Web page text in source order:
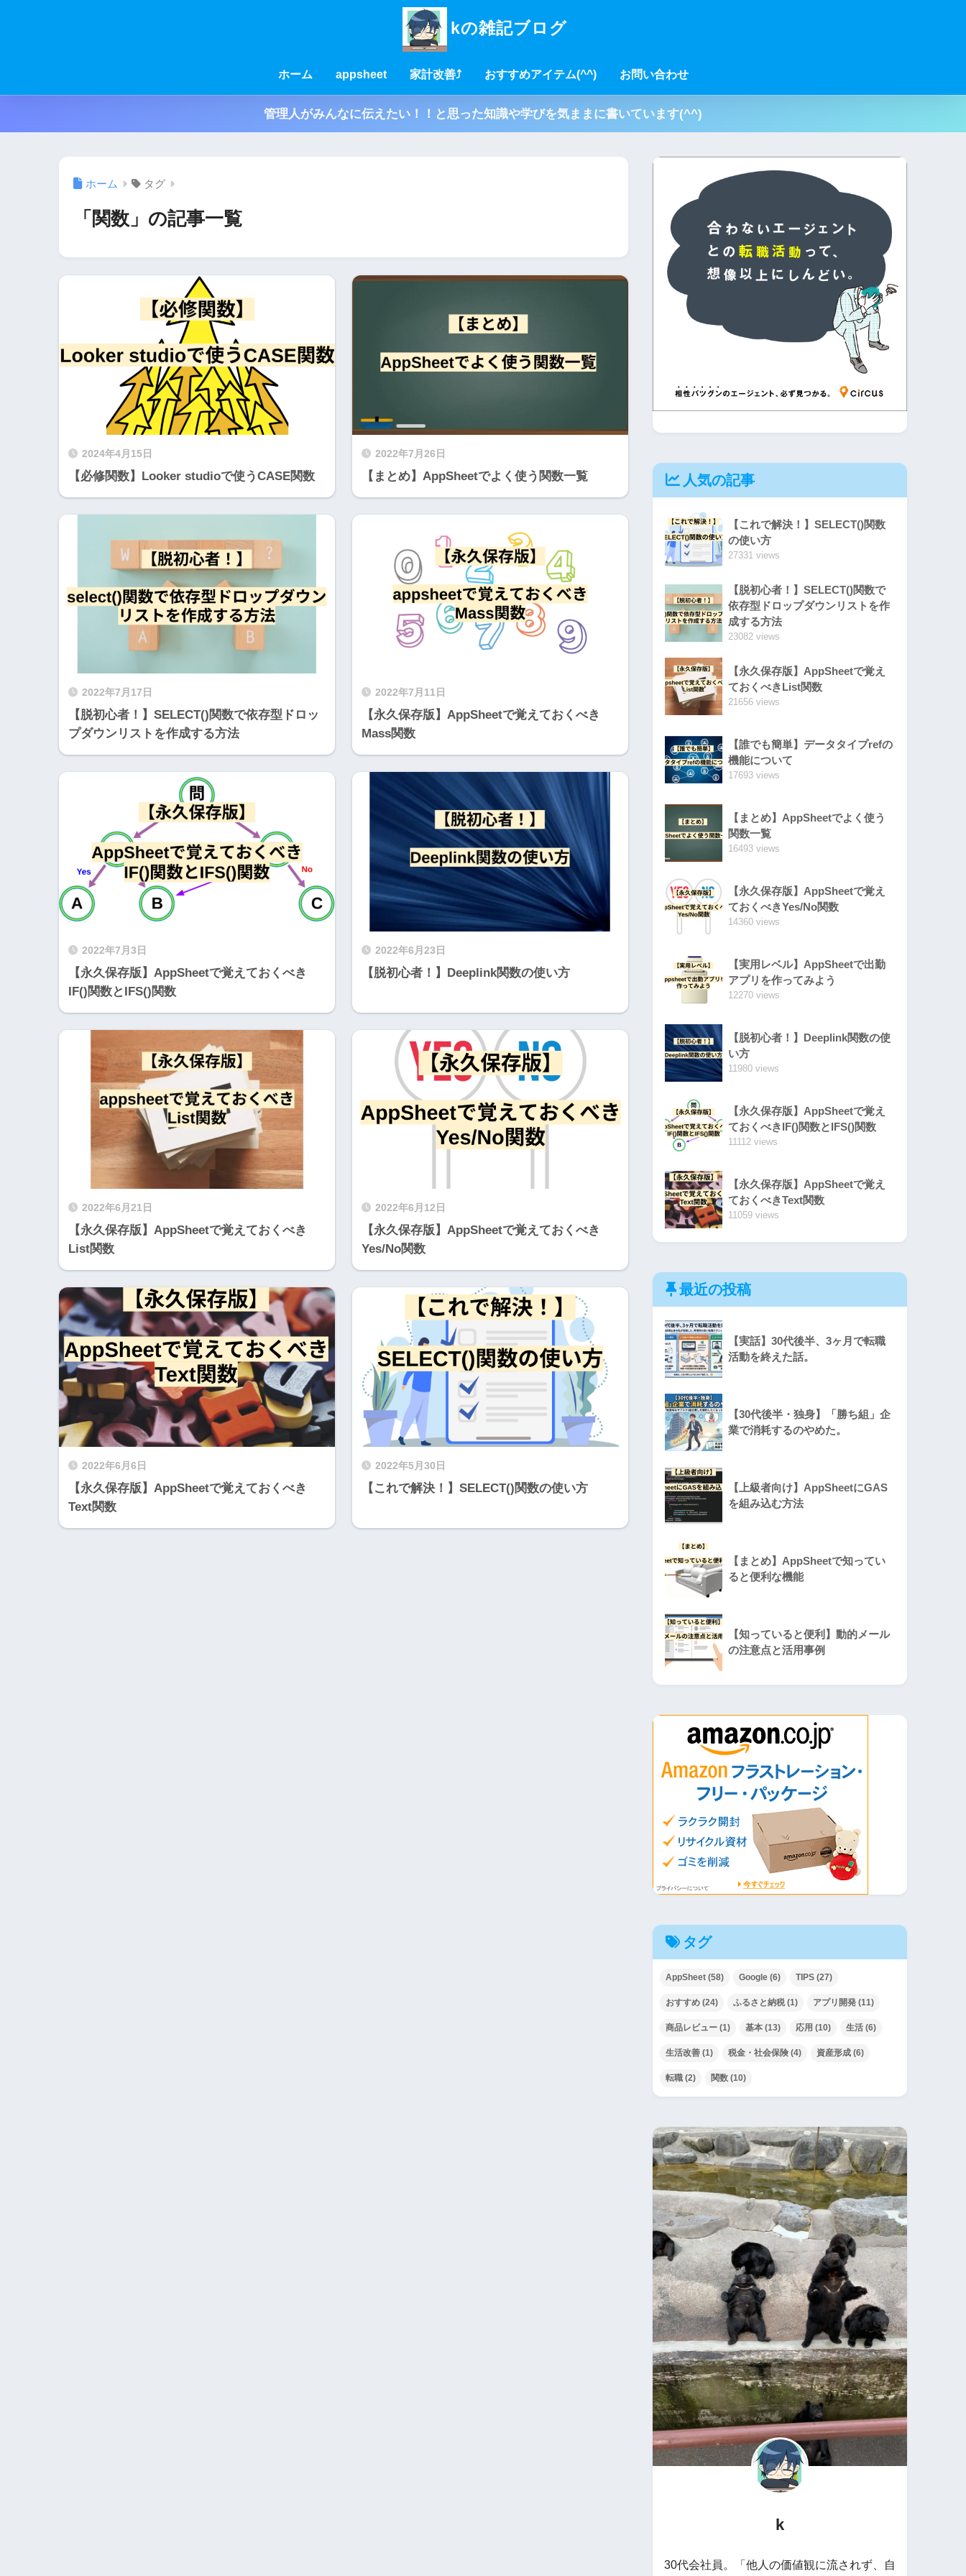
kの雑記ブログ
ホーム appsheet 家計改善⤴ おすすめアイテム(^^) お問い合わせ
管理人がみんなに伝えたい！！と思った知識や学びを気ままに書いています(^^)
ホーム タグ
「関数」の記事一覧
2024年4月15日
【必修関数】Looker studioで使うCASE関数
2022年7月26日
【まとめ】AppSheetでよく使う関数一覧
2022年7月17日
【脱初心者！】SELECT()関数で依存型ドロッ
プダウンリストを作成する方法
2022年7月11日
【永久保存版】AppSheetで覚えておくべき
Mass関数
2022年7月3日
【永久保存版】AppSheetで覚えておくべき
IF()関数とIFS()関数
2022年6月23日
【脱初心者！】Deeplink関数の使い方
2022年6月21日
【永久保存版】AppSheetで覚えておくべき
List関数
2022年6月12日
【永久保存版】AppSheetで覚えておくべき
Yes/No関数
2022年6月6日
【永久保存版】AppSheetで覚えておくべき
Text関数
2022年5月30日
【これで解決！】SELECT()関数の使い方
人気の記事
【これで解決！】SELECT()関数
の使い方
27331 views
【脱初心者！】SELECT()関数で
依存型ドロップダウンリストを作
成する方法
23082 views
【永久保存版】AppSheetで覚え
ておくべきList関数
21656 views
【誰でも簡単】データタイプrefの
機能について
17693 views
【まとめ】AppSheetでよく使う
関数一覧
16493 views
【永久保存版】AppSheetで覚え
ておくべきYes/No関数
14360 views
【実用レベル】AppSheetで出勤
アプリを作ってみよう
12270 views
【脱初心者！】Deeplink関数の使
い方
11980 views
【永久保存版】AppSheetで覚え
ておくべきIF()関数とIFS()関数
11112 views
【永久保存版】AppSheetで覚え
ておくべきText関数
11059 views
最近の投稿
【実話】30代後半、3ヶ月で転職
活動を終えた話。
【30代後半・独身】「勝ち組」企
業で消耗するのやめた。
【上級者向け】AppSheetにGAS
を組み込む方法
【まとめ】AppSheetで知ってい
ると便利な機能
【知っていると便利】動的メール
の注意点と活用事例
タグ
AppSheet (58) Google (6) TIPS (27)
おすすめ (24) ふるさと納税 (1) アプリ開発 (11)
商品レビュー (1) 基本 (13) 応用 (10) 生活 (6)
生活改善 (1) 税金・社会保険 (4) 資産形成 (6)
転職 (2) 関数 (10)
k
30代会社員。「他人の価値観に流されず、自